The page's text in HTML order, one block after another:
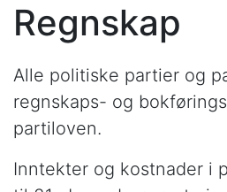
Regnskap
Alle politiske partier og
regnskaps- og
partiloven.
Inntekter og kostnader i